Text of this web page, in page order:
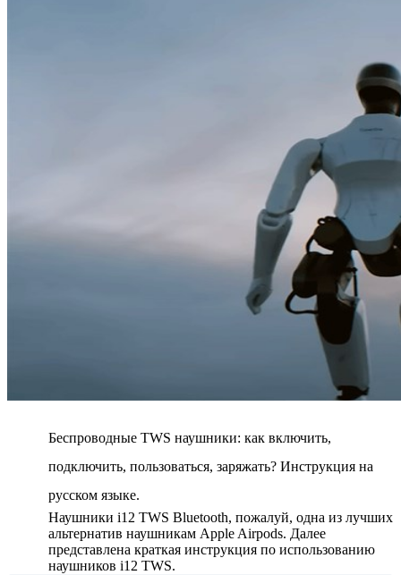
Беспроводные TWS наушники: как включить,
подключить, пользоваться, заряжать? Инструкция на
русском языке.
Наушники i12 TWS Bluetooth, пожалуй, одна из лучших
альтернатив наушникам Apple Airpods. Далее
представлена краткая инструкция по использованию
наушников i12 TWS.